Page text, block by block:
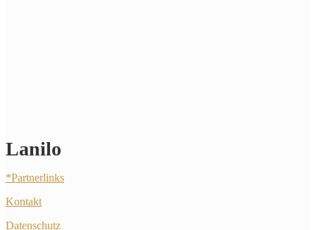
Lanilo
*Partnerlinks
Kontakt
Datenschutz